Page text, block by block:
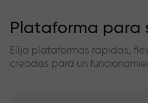
Plataforma para
Elija plataformas rápidas,
creadas para un